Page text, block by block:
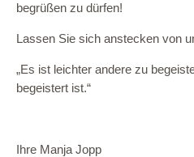
begrüßen zu dürfen!
Lassen Sie sich anstecken von
„Es ist leichter andere zu
begeistert ist.“
Ihre Manja Jopp